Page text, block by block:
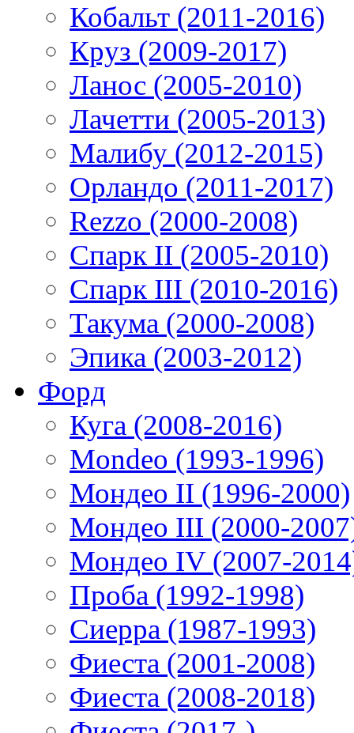
Кобальт (2011-2016)
Круз (2009-2017)
Ланос (2005-2010)
Лачетти (2005-2013)
Малибу (2012-2015)
Орландо (2011-2017)
Rezzo (2000-2008)
Спарк II (2005-2010)
Спарк III (2010-2016)
Такума (2000-2008)
Эпика (2003-2012)
Форд
Куга (2008-2016)
Mondeo (1993-1996)
Мондео II (1996-2000)
Мондео III (2000-
Мондео IV (2007-
Проба (1992-1998)
Сиерра (1987-1993)
Фиеста (2001-2008)
Фиеста (2008-2018)